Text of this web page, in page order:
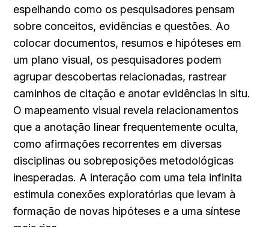
espelhando como os pesquisadores pensam
sobre conceitos, evidências e questões. Ao
colocar documentos, resumos e hipóteses em
um plano visual, os pesquisadores podem
agrupar descobertas relacionadas, rastrear
caminhos de citação e anotar evidências in situ.
O mapeamento visual revela relacionamentos
que a anotação linear frequentemente oculta,
como afirmações recorrentes em diversas
disciplinas ou sobreposições metodológicas
inesperadas. A interação com uma tela infinita
estimula conexões exploratórias que levam à
formação de novas hipóteses e a uma síntese